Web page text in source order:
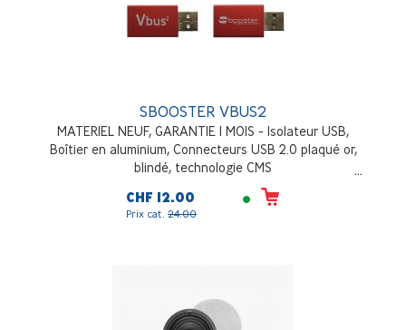
SBOOSTER VBUS2
MATERIEL NEUF, GARANTIE 1 MOIS - Isolateur USB,
Boîtier en aluminium, Connecteurs USB 2.0 plaqué or,
blindé, technologie CMS
CHF 12.00
Prix cat. 24.00